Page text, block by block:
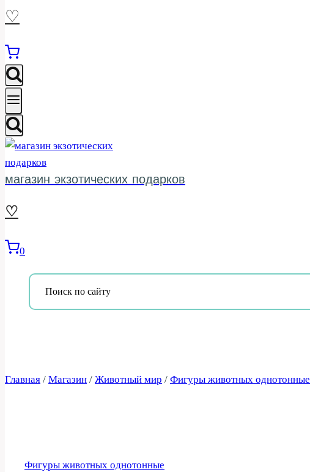
♡
магазин экзотических подарков
♡
0
Главная / Магазин / Животный мир / Фигуры животных однотонные
Фигуры животных однотонные